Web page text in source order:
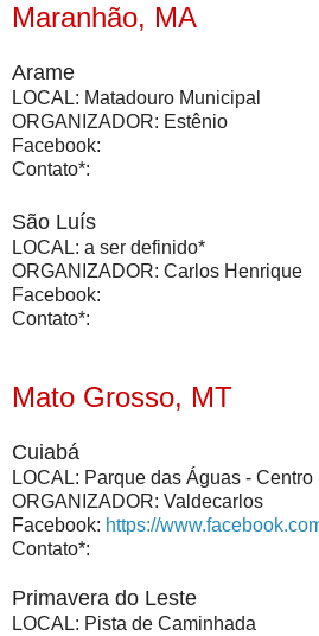
Maranhão, MA
Arame
LOCAL: Matadouro Municipal
ORGANIZADOR: Estênio
Facebook:
Contato*:
São Luís
LOCAL: a ser definido*
ORGANIZADOR: Carlos Henrique
Facebook:
Contato*:
Mato Grosso, MT
Cuiabá
LOCAL: Parque das Águas - Centro
ORGANIZADOR: Valdecarlos
Facebook: https://
Contato*:
Primavera do Leste
LOCAL: Pista de Caminhada